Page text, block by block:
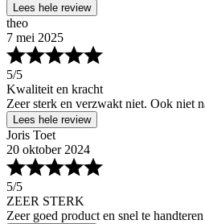
Lees hele review
theo
7 mei 2025
5/5
Kwaliteit en kracht
Zeer sterk en verzwakt niet. Ook niet
Lees hele review
Joris Toet
20 oktober 2024
5/5
ZEER STERK
Zeer goed product en snel te